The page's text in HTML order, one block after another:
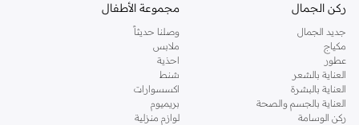
ركن الجمال
جديد الجمال
مكياج
عطور
العناية بالشعر
العناية بالبشرة
العناية بالجسم والصحة
ركن الوسامة
مجموعة الأطفال
وصلنا حديثاً
ملابس
احذية
شنط
اكسسوارات
بريميوم
لوازم منزلية